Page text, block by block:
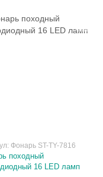
Фонарь ST-TY-7816
походный
16 LED ламп